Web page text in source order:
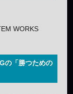
WORKS
の「勝つための